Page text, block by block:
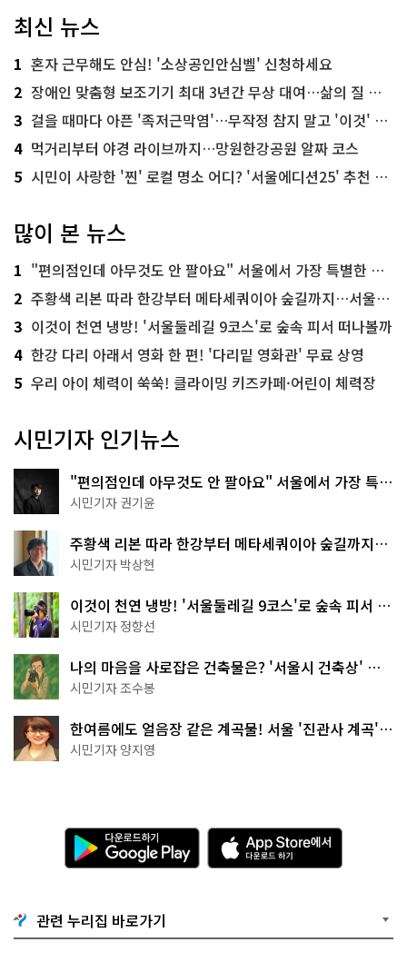
최신 뉴스
1 혼자 근무해도 안심! '소상공인안심벨' 신청하세요
2 장애인 맞춤형 보조기기 최대 3년간 무상 대여…삶의 질 높인다
3 걸을 때마다 아픈 '족저근막염'…무작정 참지 말고 '이것' 해보세요!
4 먹거리부터 야경 라이브까지…망원한강공원 알짜 코스
5 시민이 사랑한 '찐' 로컬 명소 어디? '서울에디션25' 추천 코스
많이 본 뉴스
1 "편의점인데 아무것도 안 팔아요" 서울에서 가장 특별한 편의점의 정체
2 주황색 리본 따라 한강부터 메타세쿼이아 숲길까지…서울둘레길 15코스
3 이것이 천연 냉방! '서울둘레길 9코스'로 숲속 피서 떠나볼까
4 한강 다리 아래서 영화 한 편! '다리밑 영화관' 무료 상영
5 우리 아이 체력이 쑥쑥! 클라이밍 키즈카페·어린이 체력장
시민기자 인기뉴스
"편의점인데 아무것도 안 팔아요" 서울에서 가장 특별
한 편의점의 정체
시민기자 권기윤
주황색 리본 따라 한강부터 메타세쿼이아 숲길까지…
서울둘레길 15코스
시민기자 박상현
이것이 천연 냉방! '서울둘레길 9코스'로 숲속 피서 떠
나볼까
시민기자 정향선
나의 마음을 사로잡은 건축물은? '서울시 건축상' 수
상작 공개!
시민기자 조수봉
한여름에도 얼음장 같은 계곡물! 서울 '진관사 계곡'이
천국이네~
시민기자 양지영
다
운
로
기
G
o
A
p
p
e
관련 누리집 바로가기